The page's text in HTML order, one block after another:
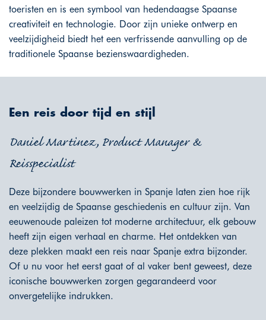
toeristen en is een symbool van hedendaagse Spaanse
creativiteit en technologie. Door zijn unieke ontwerp en
veelzijdigheid biedt het een verfrissende aanvulling op de
traditionele Spaanse bezienswaardigheden.
Een reis door tijd en stijl
Daniel Martinez, Product Manager &
Reisspecialist
Deze bijzondere bouwwerken in Spanje laten zien hoe rijk
en veelzijdig de Spaanse geschiedenis en cultuur zijn. Van
eeuwenoude paleizen tot moderne architectuur, elk gebouw
heeft zijn eigen verhaal en charme. Het ontdekken van
deze plekken maakt een reis naar Spanje extra bijzonder.
Of u nu voor het eerst gaat of al vaker bent geweest, deze
iconische bouwwerken zorgen gegarandeerd voor
onvergetelijke indrukken.